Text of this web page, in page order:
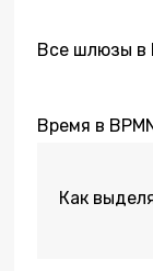
Все шлюзы в
Время в
Как